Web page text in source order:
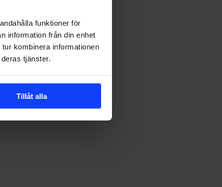
funktioner för
information från din enhet
kombinera informationen
tjänster.
Tillåt alla